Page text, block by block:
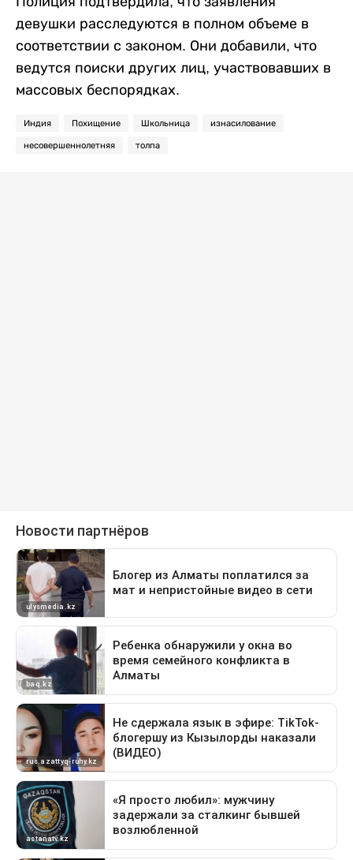
девушки расследуются в полном объеме в
соответствии с законом. Они добавили, что
ведутся поиски других лиц, участвовавших в
массовых беспорядках.
Индия Похищение Школьница изнасилование
несовершеннолетняя толпа